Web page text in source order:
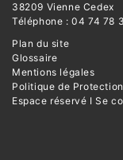
38209 Vienne Cedex
Téléphone : 04 74 78
Plan du site
Glossaire
Mentions légales
Politique de
Espace réservé I Se